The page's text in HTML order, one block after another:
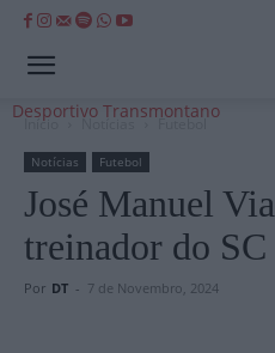
Desportivo Transmontano
Início Notícias Futebol
Notícias Futebol
José Manuel
treinador do SC
Por DT - 7 de Novembro, 2024